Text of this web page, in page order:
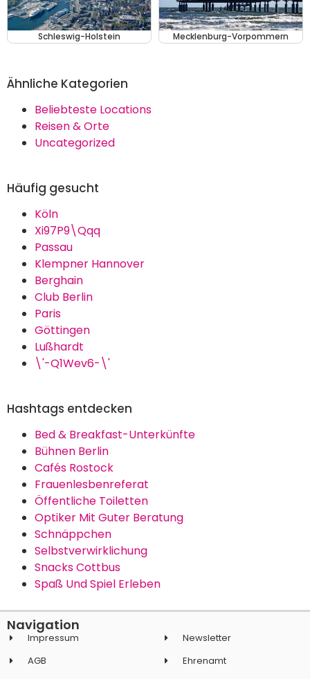
Schleswig-Holstein Mecklenburg-Vorpommern
Ähnliche Kategorien
Beliebteste Locations
Reisen & Orte
Uncategorized
Häufig gesucht
Köln
Xi97P9\Qqq
Passau
Klempner Hannover
Berghain
Club Berlin
Paris
Göttingen
Lußhardt
\'-Q1Wev6-\'
Hashtags entdecken
Bed & Breakfast-Unterkünfte
Bühnen Berlin
Cafés Rostock
Frauenlesbenreferat
Öffentliche Toiletten
Optiker Mit Guter Beratung
Schnäppchen
Selbstverwirklichung
Snacks Cottbus
Spaß Und Spiel Erleben
Navigation
Impressum
AGB
Newsletter
Ehrenamt